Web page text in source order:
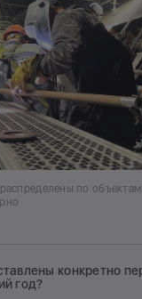
по
конкретно
год?